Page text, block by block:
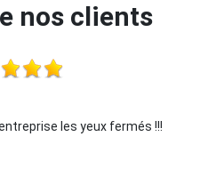
nos clients
les yeux fermés !!!